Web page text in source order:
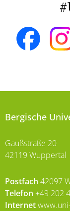
Bergische
Gaußstraße 20
42119 Wuppertal
Postfach 42097
Telefon +49 202
Internet